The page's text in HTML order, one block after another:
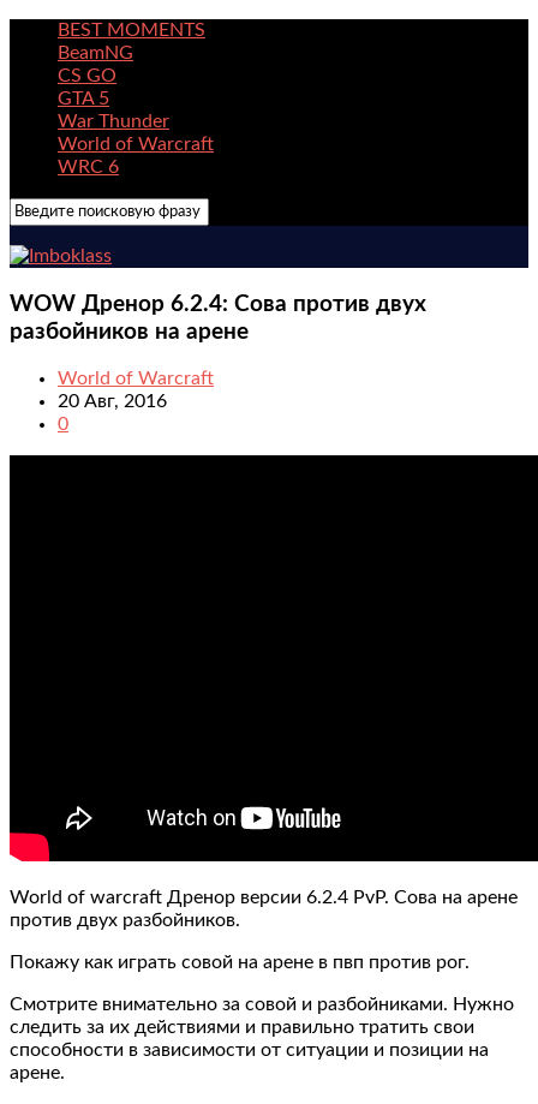
BEST MOMENTS
BeamNG
CS GO
GTA 5
War Thunder
World of Warcraft
WRC 6
WOW Дренор 6.2.4: Сова против двух
разбойников на арене
World of Warcraft
20 Авг, 2016
0
World of warcraft Дренор версии 6.2.4 PvP. Сова на арене
против двух разбойников.
Покажу как играть совой на арене в пвп против рог.
Смотрите внимательно за совой и разбойниками. Нужно
следить за их действиями и правильно тратить свои
способности в зависимости от ситуации и позиции на
арене.